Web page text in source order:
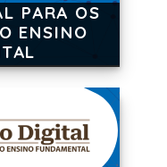
PARA OS
ENSINO